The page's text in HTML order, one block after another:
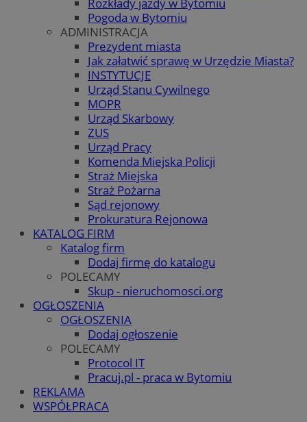
Pogoda w Bytomiu
ADMINISTRACJA
Prezydent miasta
Jak załatwić sprawę w Urzędzie Miasta?
INSTYTUCJE
Urząd Stanu Cywilnego
MOPR
Urząd Skarbowy
ZUS
Urząd Pracy
Komenda Miejska Policji
Straż Miejska
Straż Pożarna
Sąd rejonowy
Prokuratura Rejonowa
KATALOG FIRM
Katalog firm
Dodaj firmę do katalogu
POLECAMY
Skup - nieruchomosci.org
OGŁOSZENIA
OGŁOSZENIA
Dodaj ogłoszenie
POLECAMY
Protocol IT
Pracuj.pl - praca w Bytomiu
REKLAMA
WSPÓŁPRACA